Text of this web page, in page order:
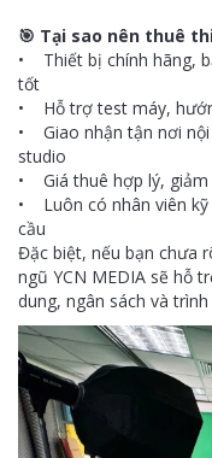
🎯 Tại sao nên thuê
• Thiết bị chính hãng,
tốt
• Hỗ trợ test máy,
• Giao nhận tận nơi
studio
• Giá thuê hợp lý,
• Luôn có nhân viên
cầu
Đặc biệt, nếu bạn chưa
ngũ YCN MEDIA sẽ hỗ
dung, ngân sách và